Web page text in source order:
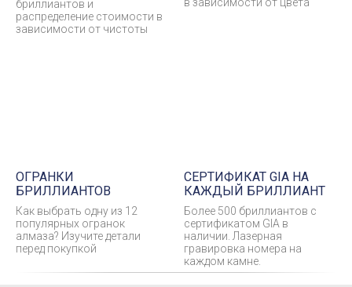
бриллиантов и
распределение стоимости в
зависимости от чистоты
в зависимости от цвета
ОГРАНКИ
БРИЛЛИАНТОВ
Как выбрать одну из 12
популярных огранок
алмаза? Изучите детали
перед покупкой
СЕРТИФИКАТ GIA НА
КАЖДЫЙ БРИЛЛИАНТ
Более 500 бриллиантов с
сертификатом GIA в
наличии. Лазерная
гравировка номера на
каждом камне.